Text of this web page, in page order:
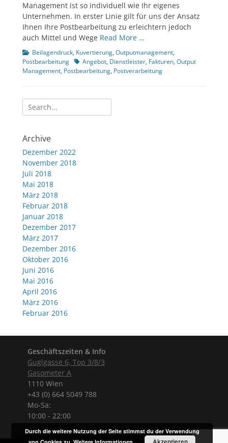
Management ist so individuell wie Ihr eigenes
Unternehmen. In erster Linie gilt für uns der Ansatz
Ihnen Ihre Postbearbeitung zu erleichtern jedoch
auch Mittel und Wege Read More …
Kategorien
Beilagendruck, Kuvertierung, Outputmanagement,
Postbearbeitung TagsAngebot, Dienstleister, Fakturen, Output
Management, Postbearbeitung, Postverarbeitung
Suche
nach:
Archive
Dezember 2022
November 2018
Juli 2018
Mai 2018
März 2018
Februar 2018
Januar 2018
Dezember 2017
März 2017
Dezember 2016
Oktober 2016
Juni 2016
Mai 2016
April 2016
März 2016
Februar 2016
Geschäftszeiten & Info
Guglgasse 6, Top 3/8/3
Gasometer A
1110 Wien
+43 (0) 664 5049 788
Mo-Sa:
10:00 - 22:00
Durch die weitere Nutzung der Seite stimmst du der Verwendung